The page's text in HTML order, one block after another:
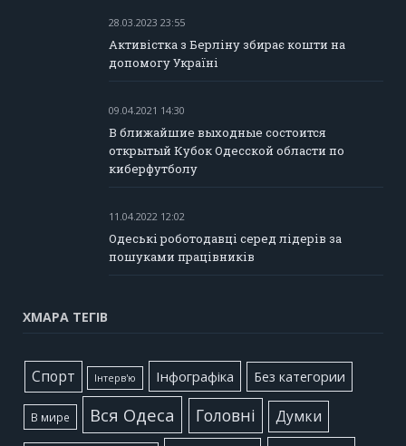
28.03.2023 23:55
Активістка з Берліну збирає кошти на
допомогу Україні
09.04.2021 14:30
В ближайшие выходные состоится
открытый Кубок Одесской области по
киберфутболу
11.04.2022 12:02
Одеські роботодавці серед лідерів за
пошуками працівників
ХМАРА ТЕГІВ
Cпорт Інтерв'ю Інфографіка Без категории
В мире Вся Одеса Головні Думки